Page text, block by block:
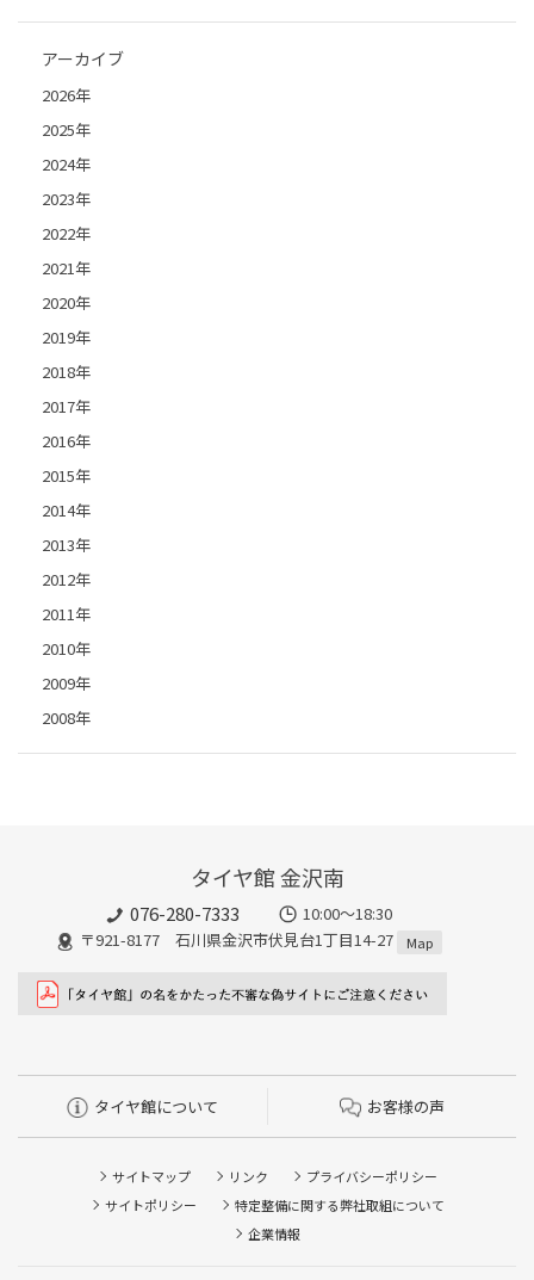
アーカイブ
2026年
2025年
2024年
2023年
2022年
2021年
2020年
2019年
2018年
2017年
2016年
2015年
2014年
2013年
2012年
2011年
2010年
2009年
2008年
タイヤ館 金沢南
076-280-7333
10:00～18:30
〒921-8177 石川県金沢市伏見台1丁目14-27
Map
タイヤ館について お客様の声
サイトマップ リンク
プライバシーポリシー
サイトポリシー
特定整備に関する弊社取組について
企業情報